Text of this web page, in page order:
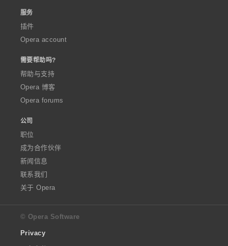
服务
插件
Opera account
需要帮助吗?
帮助与支持
Opera 博客
Opera forums
公司
职位
成为合作伙伴
新闻信息
联系我们
关于 Opera
© Opera Software
Privacy